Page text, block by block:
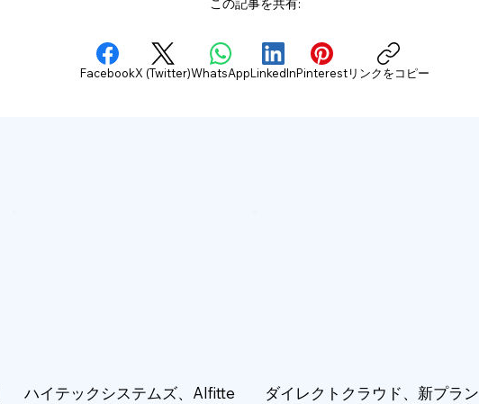
この記事を共有:
FacebookX (Twitter)WhatsAppLinkedInPinterestリンクをコピー
ハイテックシステムズ、AIfitte
ダイレクトクラウド、新プラン